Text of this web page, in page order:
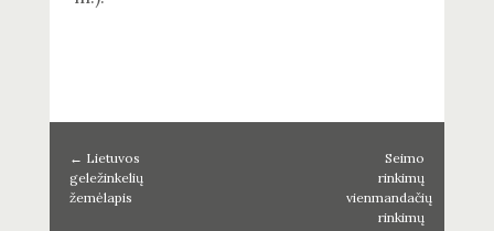
← Lietuvos
geležinkelių
žemėlapis
Seimo
rinkimų
vienmandačių
rinkimų